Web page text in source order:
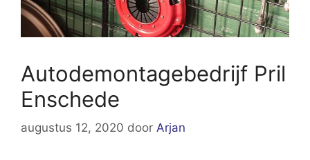
Autodemontagebedrijf Pril
Enschede
augustus 12, 2020 door Arjan